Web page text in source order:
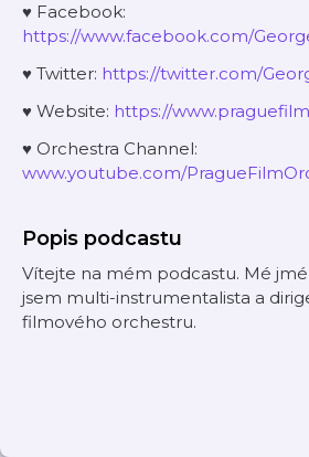
♥ Facebook:
⁠⁠⁠⁠⁠⁠⁠⁠https://www.facebook.com/
♥ Twitter: ⁠⁠⁠⁠⁠⁠⁠⁠https://twitter.com/
♥ Website: ⁠⁠⁠⁠⁠⁠⁠⁠https://
♥ Orchestra Channel:
⁠⁠⁠⁠⁠⁠⁠⁠www.youtube.com/
Popis podcastu
Vítejte na mém podcastu. Mé
jsem multi-instrumentalista a
filmového orchestru.